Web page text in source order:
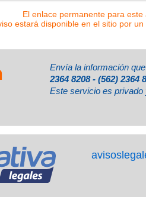
El enlace permanente para
estará disponible en el sitio por
Envía la información
2364 8208 - (562) 2364
Este servicio es privado